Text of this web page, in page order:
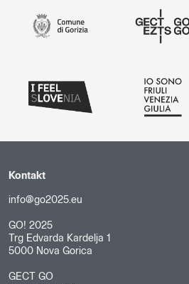
Kontakt
info@go2025.eu
GO! 2025
Trg Edvarda Kardelja 1
5000 Nova Gorica
GECT GO